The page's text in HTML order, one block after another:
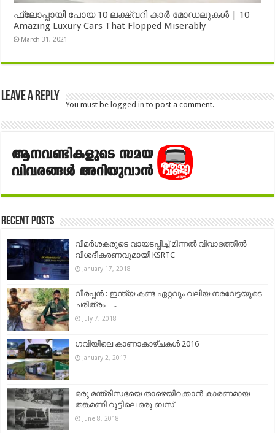
ഫ്ലോപ്പായി പോയ 10 ലക്ഷ്വറി കാർ മോഡലുകൾ | 10
Amazing Luxury Cars That Flopped Miserably
March 31, 2021
Leave a Reply
You must be logged in to post a comment.
Recent Posts
വിമര്‍ശകരുടെ വായടപ്പിച്ച് മിന്നല്‍ വിവാദത്തില്‍
വിശദീകരണവുമായി KSRTC
January 17, 2018
വീരപ്പന്‍ : ഇന്ത്യ കണ്ട ഏറ്റവും വലിയ നരവേട്ടയുടെ
ചരിത്രം…..
July 7, 2018
ഗവിയിലെ കാണാകാഴ്ചകൾ 2016
January 2, 2017
ഒരു മന്ത്രിസഭയെ താഴെയിറക്കാൻ കാരണമായ
തങ്കമണി റൂട്ടിലെ ഒരു ബസ്…
June 8, 2018